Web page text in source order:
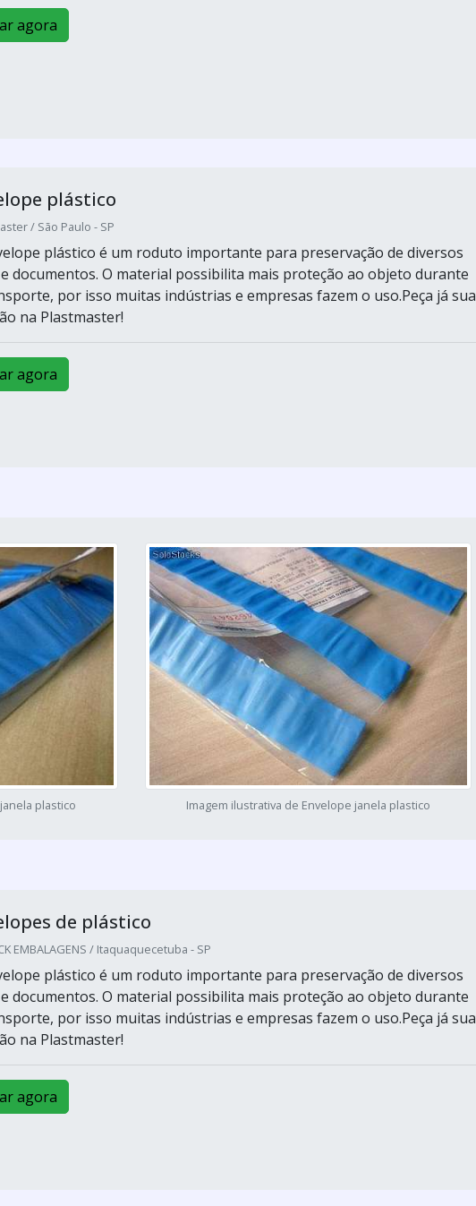
agora
plástico
/ São Paulo - SP
plástico é um roduto importante para preservação de diversos
documentos. O material possibilita mais proteção ao objeto durante
por isso muitas indústrias e empresas fazem o uso.Peça já sua
na Plastmaster!
agora
plastico Imagem ilustrativa de Envelope janela plastico
de plástico
EMBALAGENS / Itaquaquecetuba - SP
plástico é um roduto importante para preservação de diversos
documentos. O material possibilita mais proteção ao objeto durante
por isso muitas indústrias e empresas fazem o uso.Peça já sua
na Plastmaster!
agora